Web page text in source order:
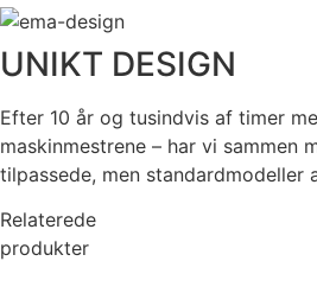
UNIKT DESIGN
Efter 10 år og tusindvis af timer
maskinmestrene – har vi sammen
tilpassede, men standardmodeller
Relaterede
produkter